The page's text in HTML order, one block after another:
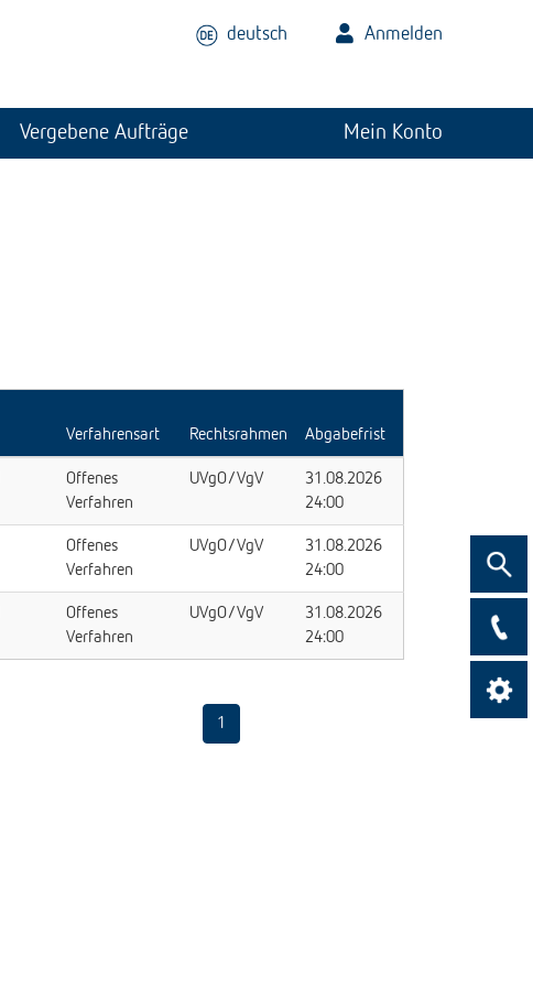
deutsch Anmelden
Vergebene Aufträge Mein Konto
Verfahrensart Rechtsrahmen Abgabefrist
Offenes
Verfahren
UVgO/VgV
31.08.2026
24:00
Offenes
Verfahren
UVgO/VgV
31.08.2026
24:00
Offenes
Verfahren
UVgO/VgV
31.08.2026
24:00
1